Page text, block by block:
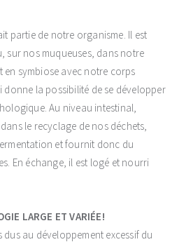
partie de notre organisme. Il est
sur nos muqueuses, dans notre
en symbiose avec notre corps
donne la possibilité de se développer
Au niveau intestinal,
le recyclage de nos déchets,
et fournit donc du
En échange, il est logé et nourri
LARGE ET VARIÉE!
dus au développement excessif du